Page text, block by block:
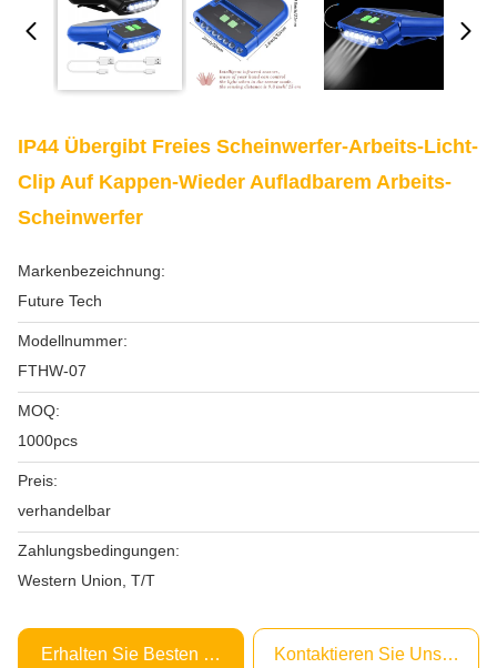
IP44 Übergibt Freies Scheinwerfer-Arbeits-Licht-
Clip Auf Kappen-Wieder Aufladbarem Arbeits-
Scheinwerfer
Markenbezeichnung:
Future Tech
Modellnummer:
FTHW-07
MOQ:
1000pcs
Preis:
verhandelbar
Zahlungsbedingungen:
Western Union, T/T
Erhalten Sie Besten Preis Kontaktieren Sie Uns Jetzt